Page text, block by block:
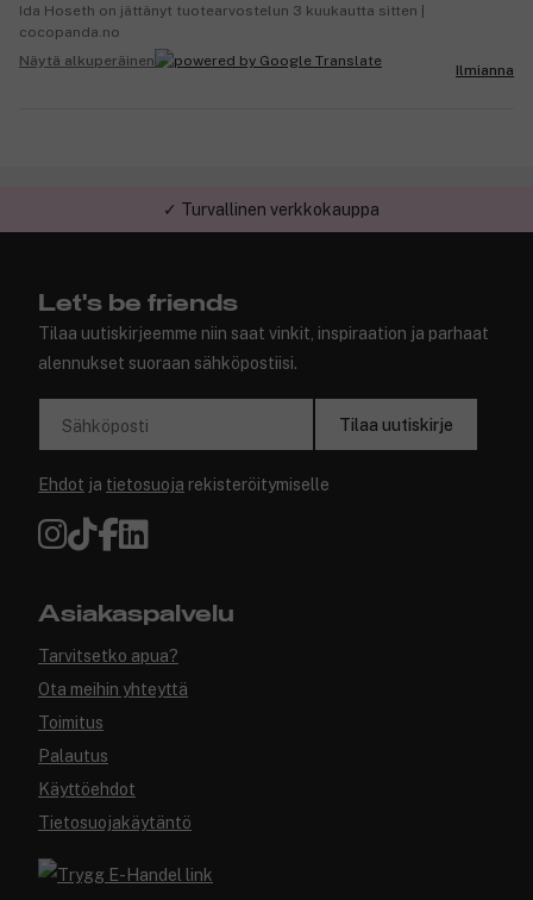
Ida Hoseth on jättänyt tuotearvostelun 3 kuukautta sitten |
cocopanda.no
Näytä alkuperäinen
Ilmianna
✓ Turvallinen verkkokauppa
Let's be friends
Tilaa uutiskirjeemme niin saat vinkit, inspiraation ja parhaat
alennukset suoraan sähköpostiisi.
Sähköposti Tilaa uutiskirje
Ehdot ja tietosuoja rekisteröitymiselle
Asiakaspalvelu
Tarvitsetko apua?
Ota meihin yhteyttä
Toimitus
Palautus
Käyttöehdot
Tietosuojakäytäntö